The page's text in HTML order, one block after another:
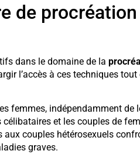
de procréation
dans le domaine de la
l’accès à ces techniques tout
femmes, indépendamment de
et les couples de
couples hétérosexuels
graves.